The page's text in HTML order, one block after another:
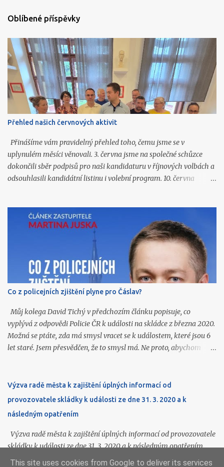
Oblíbené příspěvky
Přehled našich červnových aktivit
Přinášíme vám pravidelný přehled toho, čemu jsme se v
uplynulém měsíci věnovali. 3. června jsme na společné schůzce
dokončili sběr podpisů pro naši kandidaturu v říjnových volbách a
odsouhlasili kandidátní listinu i volební program. 10. června
Všechny jsme následně zveřejnili také na našich sociálních sítích.
11. června navštívil Martin Jusko Den otevřených dveří v Domově
důchodců. Zúčastnil se prohlídky obou budov a získal bližší
představu o rozsahu služeb, které tato městská organizace
poskytuje našim seniorům. 11. června se Filip Velímský zúčastnil
jednání redakční rady Čáslavských novin. 16. června organizoval
Filip Velímský pro veřejnost poznávací výlet spolku Včela
Čáslavská do Golčova Jeníkova, jehož součástí byla návštěva
židovského hřbitova, ghetta, synagogy, kostela sv. Markéty, tvrze i
Lorety. 16. června účinkovala Klára Fidlerová na Slavno...
Co z policejních zjištění plyne pro Čáslav?
Můj kolega David Tichý v předchozím článku popisuje, co
vyplývá z odpovědi Policie ČR k události na skládce z března 2020.
Možná se ptáte, zda má smysl vracet se k událostem, které jsou 6
let staré. Jsem přesvědčen, že to smysl má. Ne proto, abychom
odpadu u jeho původce a na skládku vedle našeho města se dostal
nebezpečný odpad, na jehož skutečné složení se přišlo až později a
skládky (AVE CZ) přitom kromě špatného označení odpadu vše
ostatní proběhlo podle předpisů. Právě v tom vidím zásadní zprávu
pro nás. Nejde jen o selhání jedné firmy, která odpad špatně
Výzva radě města k zajištění úplných informací od
provozovatele skládky k události ze dne 31. 3. 2020 a k
následným opatřením
Výzva radě města k zajištění úplných informací od provozovatele
skládky k události ze dne 31. 3. 2020 a k následným opatřením
Vážení členové rady města, obracím se na Vás v návaznosti na
This site uses cookies from Google to deliver its services